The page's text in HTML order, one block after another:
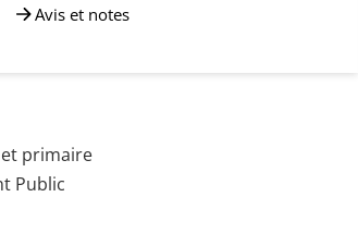
Avis et notes
primaire
Public